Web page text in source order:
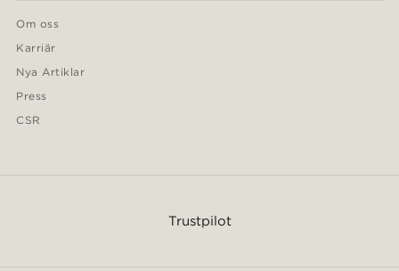
Om oss
Karriär
Nya Artiklar
Press
CSR
Trustpilot